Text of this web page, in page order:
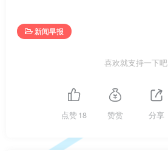
新闻早报
喜欢就支持一下吧
点赞18 赞赏 分享